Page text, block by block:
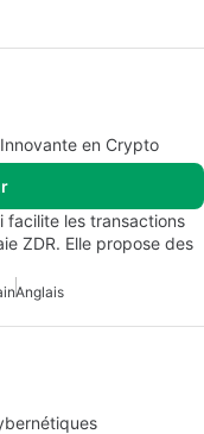
en Crypto
facilite les transactions
ZDR. Elle propose des
Anglais